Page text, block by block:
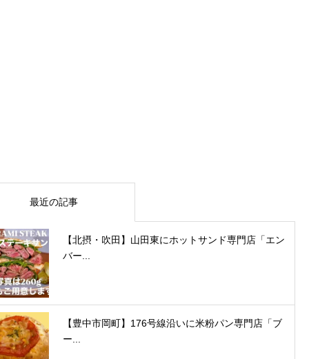
最近の記事
【北摂・吹田】山田東にホットサンド専門店「エン
バー...
【豊中市岡町】176号線沿いに米粉パン専門店「ブ
ー...